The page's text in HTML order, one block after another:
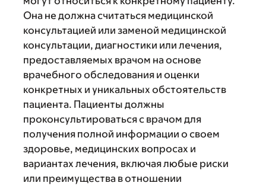
Она не должна считаться медицинской
консультацией или заменой медицинской
консультации, диагностики или лечения,
предоставляемых врачом на основе
врачебного обследования и оценки
конкретных и уникальных обстоятельств
пациента. Пациенты должны
проконсультироваться с врачом для
получения полной информации о своем
здоровье, медицинских вопросах и
вариантах лечения, включая любые риски
или преимущества в отношении